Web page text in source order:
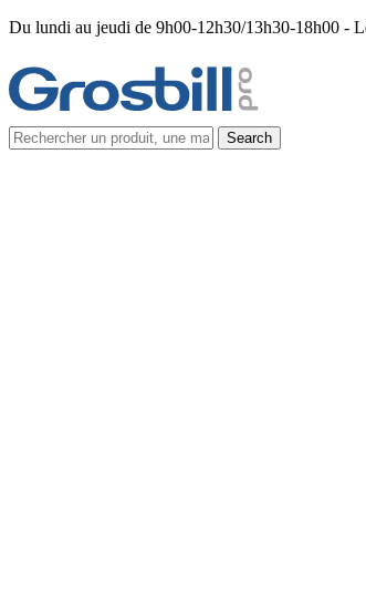
Du lundi au jeudi de 9h00-12h30/13h30-18h00 -